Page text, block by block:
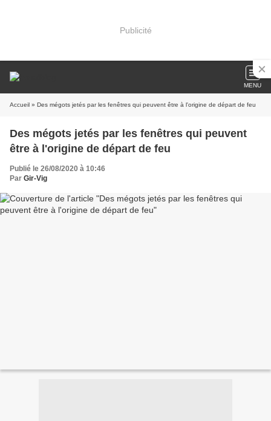
Publicité
MENU
Accueil » Des mégots jetés par les fenêtres qui peuvent être à l'origine de départ de feu
Des mégots jetés par les fenêtres qui peuvent
être à l'origine de départ de feu
Publié le 26/08/2020 à 10:46
Par Gir-Vig